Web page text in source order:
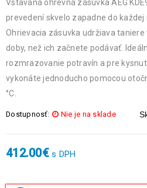
Vstavaná ohrevná zásuvka AEG
prevedení skvelo zapadne do každej
Ohrievacia zásuvka udržiava
doby, než ich začnete podávať.
rozmrazovanie potravín a pre
vykonáte jednoducho pomocou
°C.
Dostupnosť: Nie je na sklade
412.00€ s DPH